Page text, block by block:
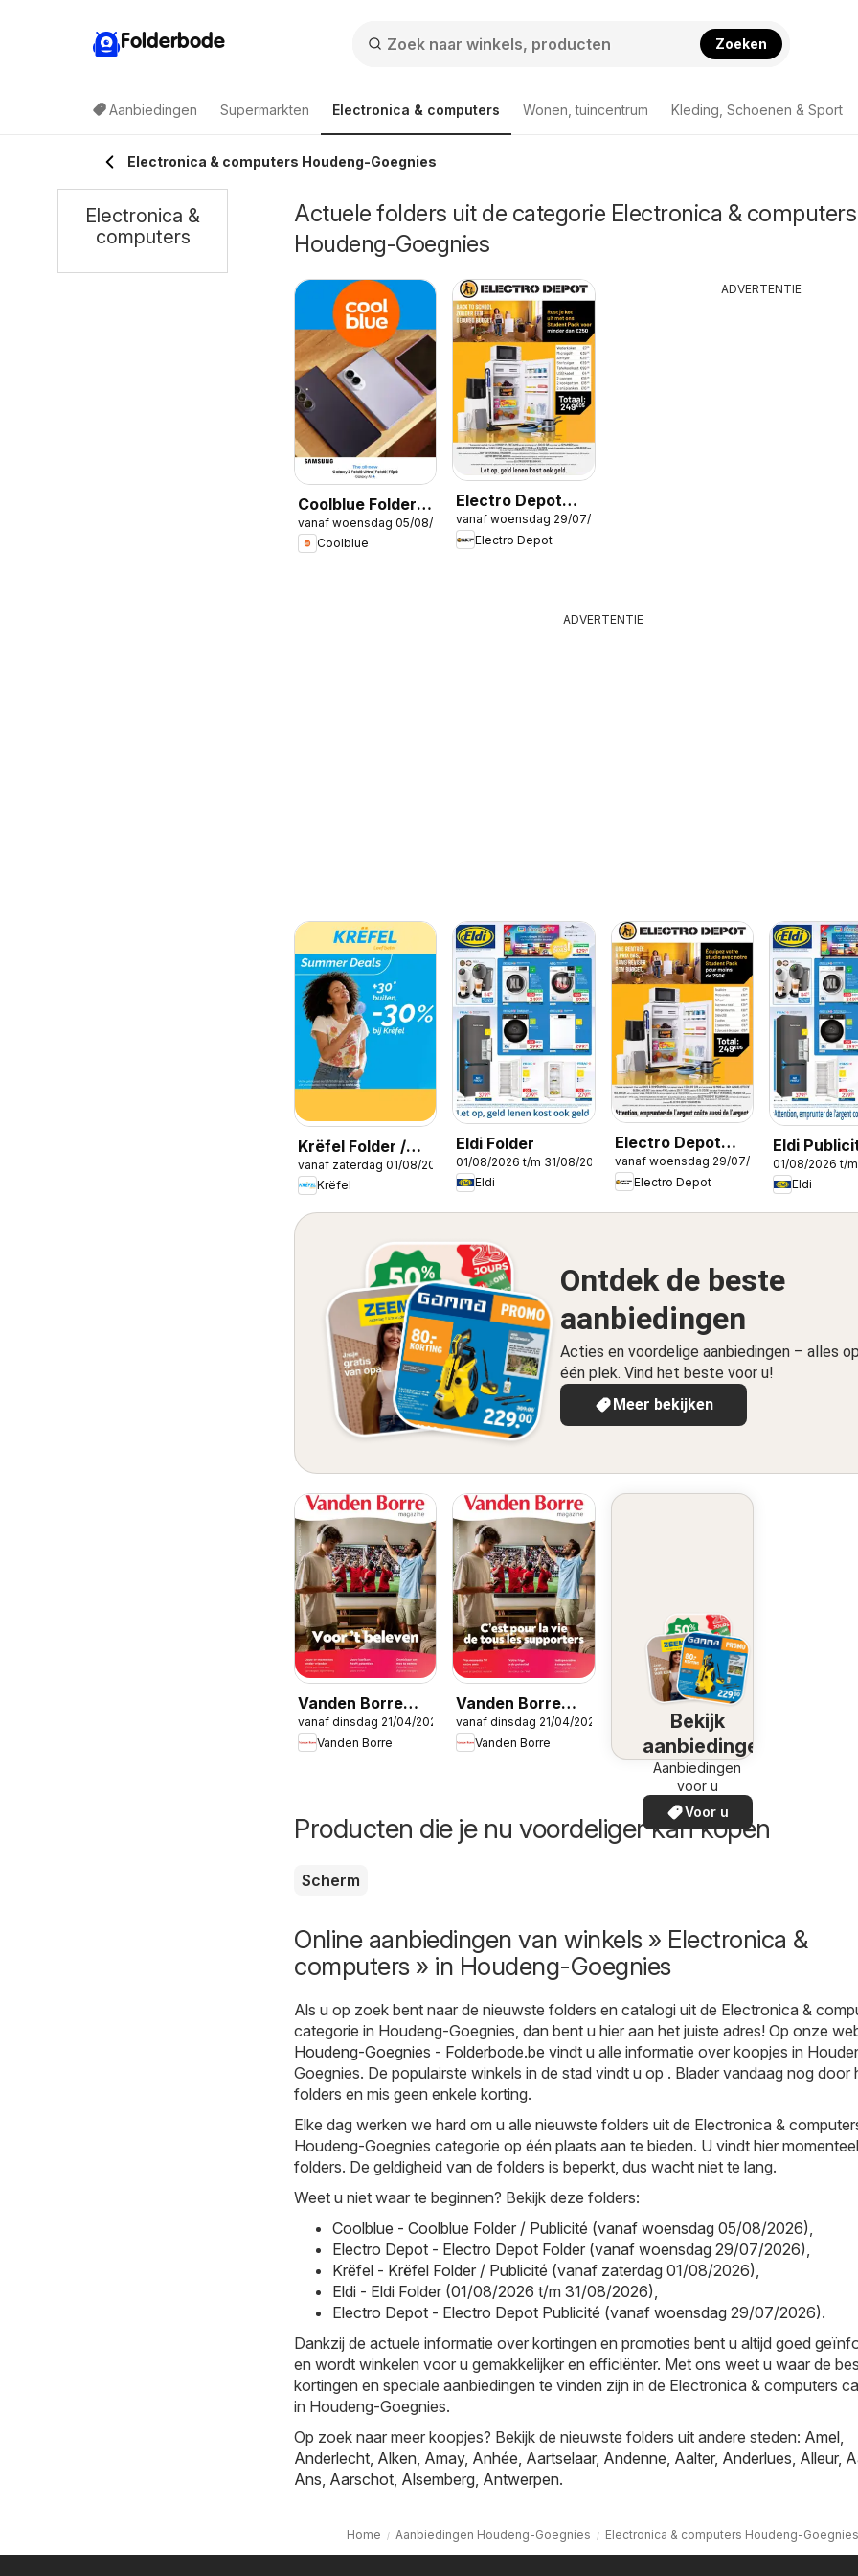
Folderbode Zoeken
Aanbiedingen Supermarkten Electronica & computers Wonen, tuincentrum Kleding, Schoenen & Sport
Electronica & computers Houdeng-Goegnies
Actuele folders uit de categorie Electronica &
Houdeng-Goegnies
Coolblue Folder /
Publicité
vanaf woensdag 05/08/2026
Coolblue
Electro Depot
Folder
vanaf woensdag 29/07/2026
Electro Depot
ADVERTENTIE
ADVERTENTIE
Krëfel Folder /
Publicité
vanaf zaterdag 01/08/2026
Krëfel
Eldi Folder
01/08/2026 t/m 31/08/2026
Eldi
Electro Depot
Publicité
vanaf woensdag 29/07/2026
Electro Depot
Eldi
01/08/2026 t/
Eldi
Ontdek de beste
aanbiedingen
Acties en voordelige aanbiedingen – alles
één plek. Vind het beste voor u!
Meer bekijken
Vanden Borre
Folder
vanaf dinsdag 21/04/2026
Vanden Borre
Vanden Borre
Publicité
vanaf dinsdag 21/04/2026
Vanden Borre
Bekijk
aanbiedingen
Aanbiedingen
voor u
Voor u
Producten die je nu voordeliger kan kopen
Scherm
Online aanbiedingen van winkels » Electronica &
computers » in Houdeng-Goegnies
Als u op zoek bent naar de nieuwste folders en catalogi uit de Electronica &
categorie in Houdeng-Goegnies, dan bent u hier aan het juiste adres! Op onze
Houdeng-Goegnies - Folderbode.be vindt u alle informatie over koopjes in
Goegnies. De populairste winkels in de stad vindt u op . Blader vandaag nog door
folders en mis geen enkele korting.
Elke dag werken we hard om u alle nieuwste folders uit de Electronica &
Houdeng-Goegnies categorie op één plaats aan te bieden. U vindt hier
folders. De geldigheid van de folders is beperkt, dus wacht niet te lang.
Weet u niet waar te beginnen? Bekijk deze folders:
Coolblue - Coolblue Folder / Publicité (vanaf woensdag 05/08/2026),
Electro Depot - Electro Depot Folder (vanaf woensdag 29/07/2026),
Krëfel - Krëfel Folder / Publicité (vanaf zaterdag 01/08/2026),
Eldi - Eldi Folder (01/08/2026 t/m 31/08/2026),
Electro Depot - Electro Depot Publicité (vanaf woensdag 29/07/2026).
Dankzij de actuele informatie over kortingen en promoties bent u altijd goed
en wordt winkelen voor u gemakkelijker en efficiënter. Met ons weet u waar de
kortingen en speciale aanbiedingen te vinden zijn in de Electronica & computers
in Houdeng-Goegnies.
Op zoek naar meer koopjes? Bekijk de nieuwste folders uit andere steden: Amel,
Anderlecht, Alken, Amay, Anhée, Aartselaar, Andenne, Aalter, Anderlues, Alleur,
Ans, Aarschot, Alsemberg, Antwerpen.
Home Aanbiedingen Houdeng-Goegnies Electronica & computers Houdeng-Goegnies
Electronica &
computers